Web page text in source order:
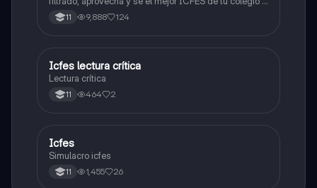
poder ingresar a universidad, y estudiar aquella
carrera con la que tanto sueñas.
11 9,888 124
Lengua Castellana
Icfes lectura crítica
Lectura crítica
11 464 2
ICFES: Sociales y Ciudadanas
Icfes
Simulacro icfes
11 1,455 26